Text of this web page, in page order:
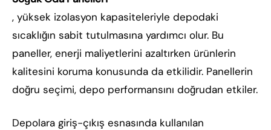
, yüksek izolasyon kapasiteleriyle depodaki
sıcaklığın sabit tutulmasına yardımcı olur. Bu
paneller, enerji maliyetlerini azaltırken ürünlerin
kalitesini koruma konusunda da etkilidir. Panellerin
doğru seçimi, depo performansını doğrudan etkiler.
Depolara giriş-çıkış esnasında kullanılan